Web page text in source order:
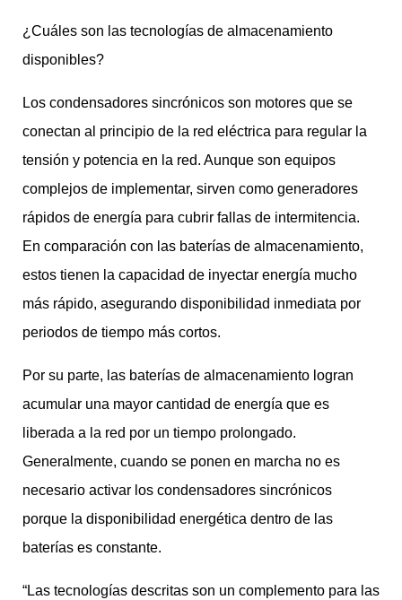
¿Cuáles son las tecnologías de almacenamiento
disponibles?
Los condensadores sincrónicos son motores que se
conectan al principio de la red eléctrica para regular la
tensión y potencia en la red. Aunque son equipos
complejos de implementar, sirven como generadores
rápidos de energía para cubrir fallas de intermitencia.
En comparación con las baterías de almacenamiento,
estos tienen la capacidad de inyectar energía mucho
más rápido, asegurando disponibilidad inmediata por
periodos de tiempo más cortos.
Por su parte, las baterías de almacenamiento logran
acumular una mayor cantidad de energía que es
liberada a la red por un tiempo prolongado.
Generalmente, cuando se ponen en marcha no es
necesario activar los condensadores sincrónicos
porque la disponibilidad energética dentro de las
baterías es constante.
“Las tecnologías descritas son un complemento para las